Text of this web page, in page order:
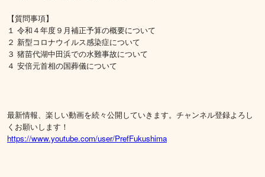
【質問事項】
１ 令和４年度９月補正予算の概要について
２ 新型コロナウイルス感染症について
３ 猪苗代湖中田浜での水難事故について
４ 安倍元首相の国葬儀について
最新情報、楽しい動画を続々公開していきます。チャンネル登録よろし
くお願いします！
https://www.youtube.com/user/PrefFukushima